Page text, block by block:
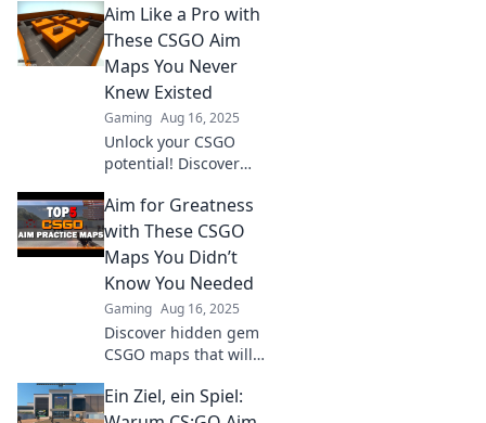
aim maps that elevate
your gameplay to new
heights. Discover the
ultimate guide now!
Aim Like a Pro with
These CSGO Aim
Maps You Never
Knew Existed
Gaming Aug 16, 2025
Unlock your CSGO
potential! Discover
will revolutionize your
gameplay and elevate
your skills to pro level.
Aim for Greatness
with These CSGO
Maps You Didn’t
Know You Needed
Gaming Aug 16, 2025
Discover hidden gem
CSGO maps that will
Unlock greatness and
dominate the
Ein Ziel, ein Spiel: